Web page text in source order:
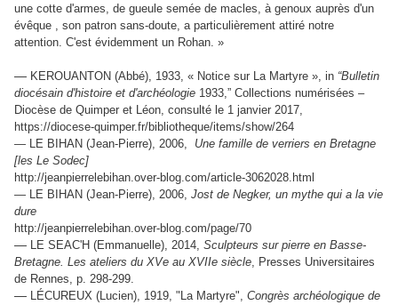
une cotte d'armes, de gueule semée de macles, à genoux auprès d'un
évêque , son patron sans-doute, a particulièrement attiré notre
attention. C'est évidemment un Rohan. »
— KEROUANTON (Abbé), 1933, « Notice sur La Martyre », in “Bulletin
diocésain d'histoire et d'archéologie 1933,” Collections numérisées –
Diocèse de Quimper et Léon, consulté le 1 janvier 2017,
https://diocese-quimper.fr/bibliotheque/items/show/264
— LE BIHAN (Jean-Pierre), 2006, Une famille de verriers en Bretagne
[les Le Sodec]
http://jeanpierrelebihan.over-blog.com/article-3062028.html
— LE BIHAN (Jean-Pierre), 2006, Jost de Negker, un mythe qui a la vie
dure
http://jeanpierrelebihan.over-blog.com/page/70
— LE SEAC'H (Emmanuelle), 2014, Sculpteurs sur pierre en Basse-
Bretagne. Les ateliers du XVe au XVIIe siècle, Presses Universitaires
de Rennes, p. 298-299.
— LÉCUREUX (Lucien), 1919, "La Martyre", Congrès archéologique de